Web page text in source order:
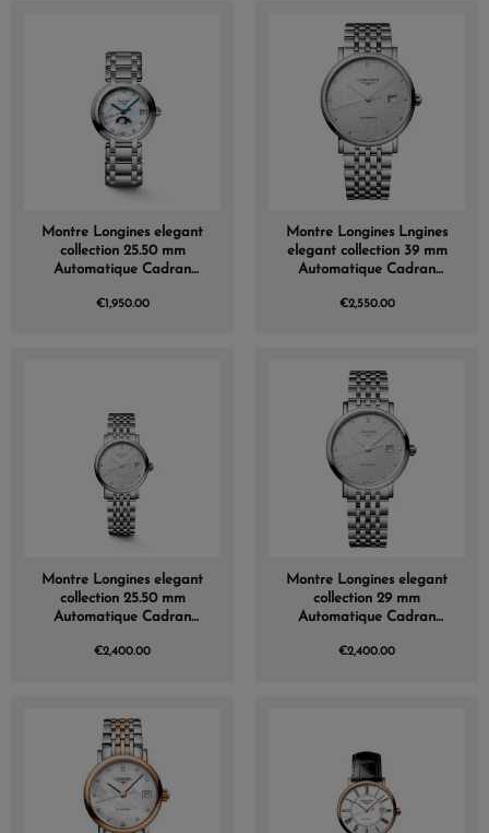
Montre Longines elegant
collection 25.50 mm
Automatique Cadran
€1,950.00
Montre Longines Lngines
elegant collection 39 mm
Automatique Cadran
Acier
€2,550.00
Montre Longines elegant
collection 25.50 mm
Automatique Cadran
Acier
€2,400.00
Montre Longines elegant
collection 29 mm
Automatique Cadran
Acier
€2,400.00